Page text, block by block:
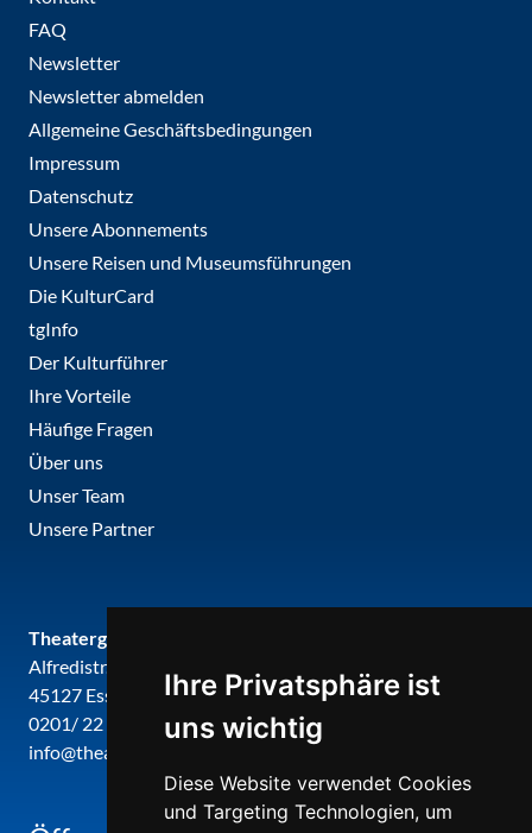
Ihre Privatsphäre ist
uns wichtig
Diese Website verwendet Cookies
und Targeting Technologien, um
FAQ
Newsletter
Newsletter abmelden
Allgemeine Geschäftsbedingungen
Impressum
Datenschutz
Unsere Abonnements
Unsere Reisen und Museumsführungen
Die KulturCard
tgInfo
Der Kulturführer
Ihre Vorteile
Häufige Fragen
Über uns
Unser Team
Unsere Partner
Theatergemeinde metropole ruhr
Alfredistr. 32
45127 Essen
0201/ 22 22 29
info@theatergemeinde-metropole-ruhr.de